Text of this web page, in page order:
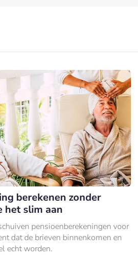
berekenen zonder
het slim aan
pensioenberekeningen voor
dat de brieven binnenkomen en
echt worden.